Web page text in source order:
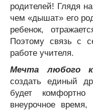
родителей! Глядя
чем «дышат» его
ребенок,
Поэтому связь с
работе учителя.
Мечта любого
создать единый
будет
внеурочное